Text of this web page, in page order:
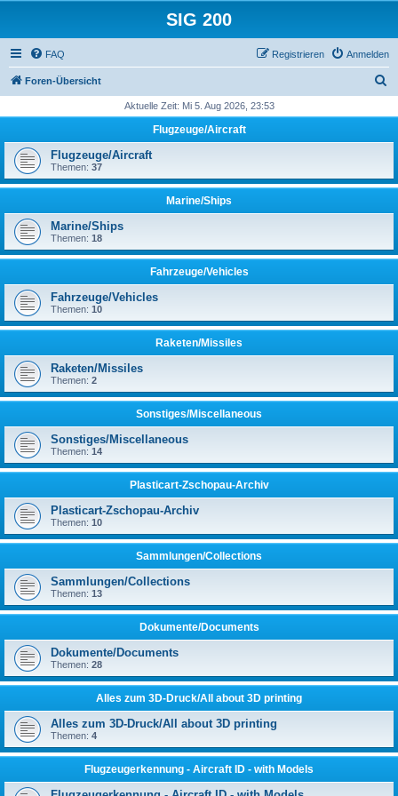
SIG 200
FAQ Anmelden
Registrieren
Foren-Übersicht
h
Aktuelle Zeit: Mi 5. Aug 2026, 23:53
Flugzeuge/Aircraft
Flugzeuge/Aircraft
Themen: 37
Marine/Ships
Marine/Ships
Themen: 18
Fahrzeuge/Vehicles
Fahrzeuge/Vehicles
Themen: 10
Raketen/Missiles
Raketen/Missiles
Themen: 2
Sonstiges/Miscellaneous
Sonstiges/Miscellaneous
Themen: 14
Plasticart-Zschopau-Archiv
Plasticart-Zschopau-Archiv
Themen: 10
Sammlungen/Collections
Sammlungen/Collections
Themen: 13
Dokumente/Documents
Dokumente/Documents
Themen: 28
Alles zum 3D-Druck/All about 3D printing
Alles zum 3D-Druck/All about 3D printing
Themen: 4
Flugzeugerkennung - Aircraft ID - with Models